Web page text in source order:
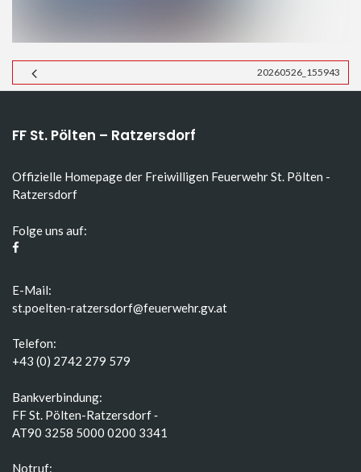
20260526_155943
FF St. Pölten – Ratzersdorf
Offizielle Homepage der Freiwilligen Feuerwehr St. Pölten -
Ratzersdorf
Folge uns auf:
E-Mail:
st.poelten-ratzersdorf@feuerwehr.gv.at
Telefon:
+43 (0) 2742 279 579
Bankverbindung:
FF St. Pölten-Ratzersdorf ‑
AT90 3258 5000 0200 3341
Notruf: